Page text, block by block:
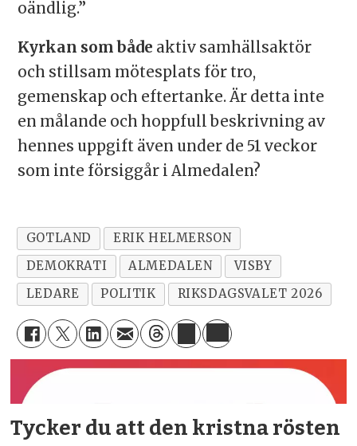
oändlig.”
Kyrkan som både aktiv samhällsaktör
och stillsam mötesplats för tro,
gemenskap och eftertanke. Är detta inte
en målande och hoppfull beskrivning av
hennes uppgift även under de 51 veckor
som inte försiggår i Almedalen?
GOTLAND
ERIK HELMERSON
DEMOKRATI
ALMEDALEN
VISBY
LEDARE
POLITIK RIKSDAGSVALET 2026
Tycker du att den kristna rösten